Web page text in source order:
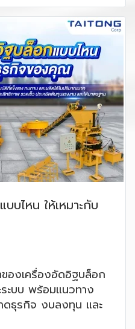
บไหน ให้เหมาะกับ
ของเครื่องอัดอิฐบล็อก
ะบบ พร้อมแนวทาง
าดธุรกิจ งบลงทุน และ